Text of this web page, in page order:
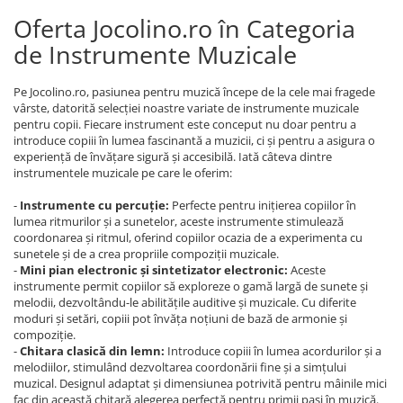
Oferta Jocolino.ro în Categoria
de Instrumente Muzicale
Pe Jocolino.ro, pasiunea pentru muzică începe de la cele mai fragede
vârste, datorită selecției noastre variate de instrumente muzicale
pentru copii. Fiecare instrument este conceput nu doar pentru a
introduce copiii în lumea fascinantă a muzicii, ci și pentru a asigura o
experiență de învățare sigură și accesibilă. Iată câteva dintre
instrumentele muzicale pe care le oferim:
- Instrumente cu percuție: Perfecte pentru inițierea copiilor în
lumea ritmurilor și a sunetelor, aceste instrumente stimulează
coordonarea și ritmul, oferind copiilor ocazia de a experimenta cu
sunetele și de a crea propriile compoziții muzicale.
- Mini pian electronic și sintetizator electronic: Aceste
instrumente permit copiilor să exploreze o gamă largă de sunete și
melodii, dezvoltându-le abilitățile auditive și muzicale. Cu diferite
moduri și setări, copiii pot învăța noțiuni de bază de armonie și
compoziție.
-Chitara clasică din lemn: Introduce copiii în lumea acordurilor și a
melodiilor, stimulând dezvoltarea coordonării fine și a simțului
muzical. Designul adaptat și dimensiunea potrivită pentru mâinile mici
fac din această chitară alegerea perfectă pentru primii pași în muzică.